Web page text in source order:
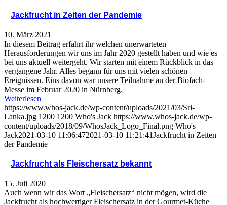
Jackfrucht in Zeiten der Pandemie
10. März 2021
In diesem Beitrag erfahrt ihr welchen unerwarteten
Herausforderungen wir uns im Jahr 2020 gestellt haben und wie es
bei uns aktuell weitergeht. Wir starten mit einem Rückblick in das
vergangene Jahr. Alles begann für uns mit vielen schönen
Ereignissen. Eins davon war unsere Teilnahme an der Biofach-
Messe im Februar 2020 in Nürnberg.
Weiterlesen
https://www.whos-jack.de/wp-content/uploads/2021/03/Sri-
Lanka.jpg 1200 1200 Who's Jack https://www.whos-jack.de/wp-
content/uploads/2018/09/WhosJack_Logo_Final.png Who's
Jack2021-03-10 11:06:472021-03-10 11:21:41Jackfrucht in Zeiten
der Pandemie
Jackfrucht als Fleischersatz bekannt
15. Juli 2020
Auch wenn wir das Wort „Fleischersatz“ nicht mögen, wird die
Jackfrucht als hochwertiger Fleischersatz in der Gourmet-Küche